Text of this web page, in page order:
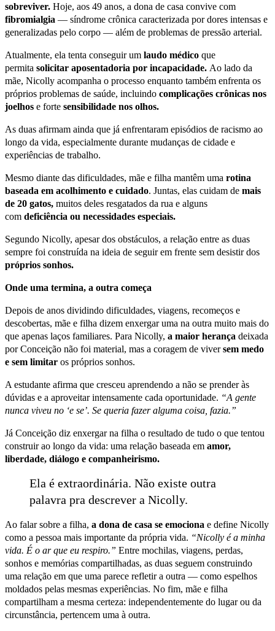
sobreviver. Hoje, aos 49 anos, a dona de casa convive com
fibromialgia — síndrome crônica caracterizada por dores intensas e
generalizadas pelo corpo — além de problemas de pressão arterial.
Atualmente, ela tenta conseguir um laudo médico que
permita solicitar aposentadoria por incapacidade. Ao lado da
mãe, Nicolly acompanha o processo enquanto também enfrenta os
próprios problemas de saúde, incluindo complicações crônicas nos
joelhos e forte sensibilidade nos olhos.
As duas afirmam ainda que já enfrentaram episódios de racismo ao
longo da vida, especialmente durante mudanças de cidade e
experiências de trabalho.
Mesmo diante das dificuldades, mãe e filha mantêm uma rotina
baseada em acolhimento e cuidado. Juntas, elas cuidam de mais
de 20 gatos, muitos deles resgatados da rua e alguns
com deficiência ou necessidades especiais.
Segundo Nicolly, apesar dos obstáculos, a relação entre as duas
sempre foi construída na ideia de seguir em frente sem desistir dos
próprios sonhos.
Onde uma termina, a outra começa
Depois de anos dividindo dificuldades, viagens, recomeços e
descobertas, mãe e filha dizem enxergar uma na outra muito mais do
que apenas laços familiares. Para Nicolly, a maior herança deixada
por Conceição não foi material, mas a coragem de viversem medo
e sem limitar os próprios sonhos.
A estudante afirma que cresceu aprendendo a não se prender às
dúvidas e a aproveitar intensamente cada oportunidade. “A gente
nunca viveu no ‘e se’. Se queria fazer alguma coisa, fazia.”
Já Conceição diz enxergar na filha o resultado de tudo o que tentou
construir ao longo da vida: uma relação baseada em amor,
liberdade, diálogo e companheirismo.
Ela é extraordinária. Não existe outra
palavra pra descrever a Nicolly.
Ao falar sobre a filha, a dona de casa se emociona e define Nicolly
como a pessoa mais importante da própria vida. “Nicolly é a minha
vida. É o ar que eu respiro.” Entre mochilas, viagens, perdas,
sonhos e memórias compartilhadas, as duas seguem construindo
uma relação em que uma parece refletir a outra — como espelhos
moldados pelas mesmas experiências. No fim, mãe e filha
compartilham a mesma certeza: independentemente do lugar ou da
circunstância, pertencem uma à outra.